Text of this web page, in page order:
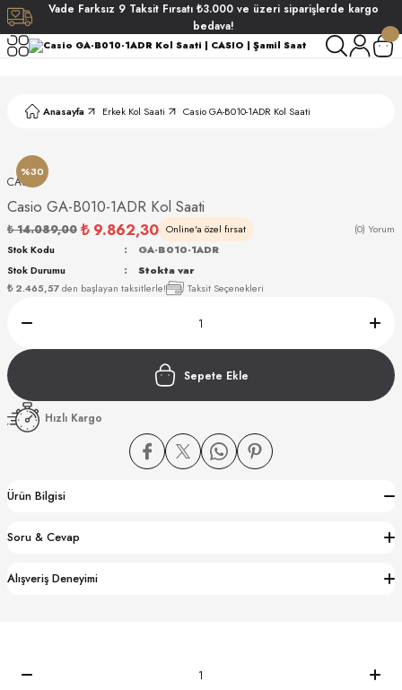
Vade Farksız 9 Taksit Fırsatı ₺3.000 ve üzeri siparişlerde kargo
bedava!
Anasayfa Erkek Kol Saati Casio GA-B010-1ADR Kol Saati
%30
CASIO
Casio GA-B010-1ADR Kol Saati
₺ 14.089,00 ₺ 9.862,30 Online'a özel fırsat (0) Yorum
₺ 2.465,57den başlayan taksitlerle! Taksit Seçenekleri
Stok Kodu
GA-B010-1ADR
Stok Durumu
Stokta var
Sepete Ekle
Hızlı Kargo
Ürün Bilgisi
Soru & Cevap
Alışveriş Deneyimi
CLUB
CLUB